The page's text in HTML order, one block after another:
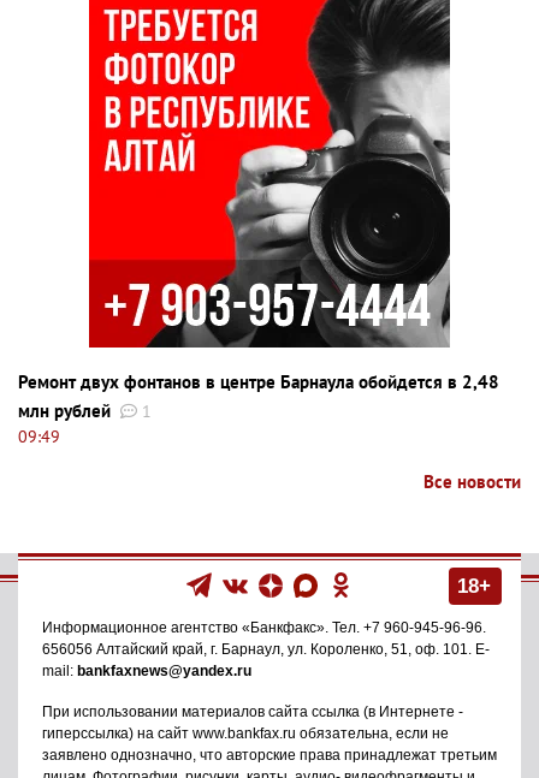
Ремонт двух фонтанов в центре Барнаула обойдется в 2,48
млн рублей
1
09:49
Все новости
18+
Информационное агентство «Банкфакс». Тел. +7 960-945-96-96.
656056 Алтайский край, г. Барнаул, ул. Короленко, 51, оф. 101. E-
mail: bankfaxnews@yandex.ru
При использовании материалов сайта ссылка (в Интернете -
гиперссылка) на сайт www.bankfax.ru обязательна, если не
заявлено однозначно, что авторские права принадлежат третьим